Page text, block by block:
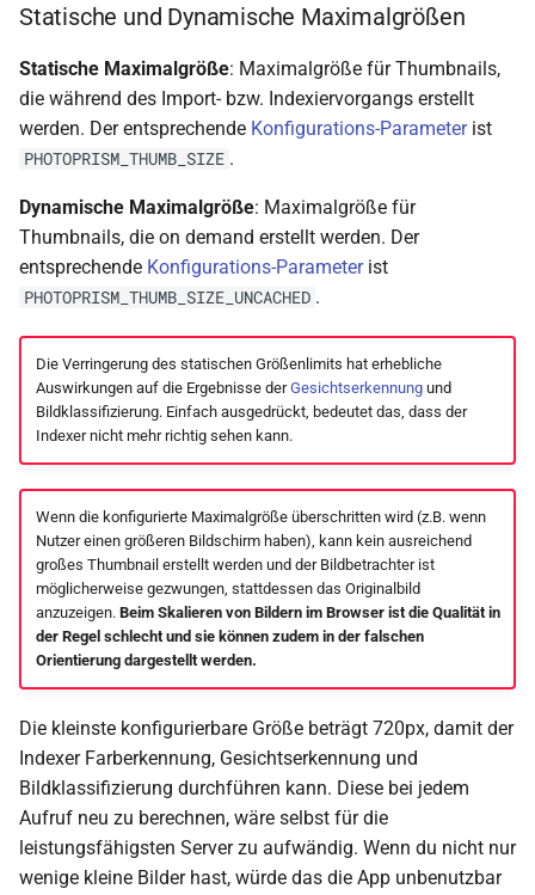
Statische und Dynamische Maximalgrößen
Statische Maximalgröße: Maximalgröße für Thumbnails,
die während des Import- bzw. Indexiervorgangs erstellt
werden. Der entsprechende Konfigurations-Parameterist
PHOTOPRISM_THUMB_SIZE .
Dynamische Maximalgröße: Maximalgröße für
Thumbnails, die on demand erstellt werden. Der
entsprechende Konfigurations-Parameterist
PHOTOPRISM_THUMB_SIZE_UNCACHED .
Die Verringerung des statischen Größenlimits hat erhebliche
Auswirkungen auf die Ergebnisse derGesichtserkennungund
Bildklassifizierung. Einfach ausgedrückt, bedeutet das, dass der
Indexer nicht mehr richtig sehen kann.
Wenn die konfigurierte Maximalgröße überschritten wird (z.B. wenn
Nutzer einen größeren Bildschirm haben), kann kein ausreichend
großes Thumbnail erstellt werden und der Bildbetrachter ist
möglicherweise gezwungen, stattdessen das Originalbild
anzuzeigen. Beim Skalieren von Bildern im Browser ist die Qualität in
der Regel schlecht und sie können zudem in der falschen
Orientierung dargestellt werden.
Die kleinste konfigurierbare Größe beträgt 720px, damit der
Indexer Farberkennung, Gesichtserkennung und
Bildklassifizierung durchführen kann. Diese bei jedem
Aufruf neu zu berechnen, wäre selbst für die
leistungsfähigsten Server zu aufwändig. Wenn du nicht nur
wenige kleine Bilder hast, würde das die App unbenutzbar